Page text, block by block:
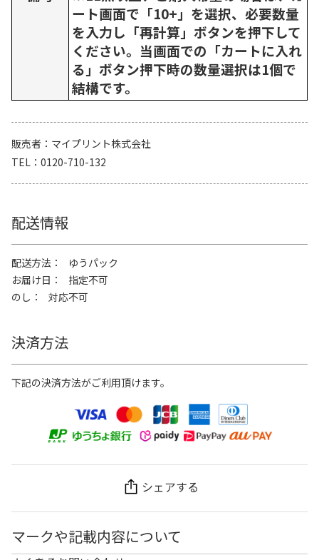
ート画面で「10+」を選択、必要数量
を入力し「再計算」ボタンを押下して
ください。当画面での「カートに入れ
る」ボタン押下時の数量選択は1個で
結構です。
販売者
マイプリント株式会社
TEL
0120-710-132
配送情報
配送方法
ゆうパック
お届け日
指定不可
のし
対応不可
決済方法
下記の決済方法がご利用頂けます。
シェアする
マークや記載内容について